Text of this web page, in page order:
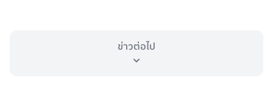
ข่าวต่อไป